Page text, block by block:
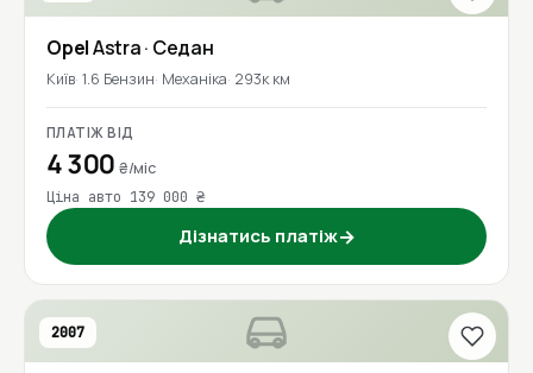
OpelAstra· Седан
Київ 1.6 Бензин Механіка 293к км
ПЛАТІЖ ВІД
4 300₴/міс
Ціна авто 139 000 ₴
Дізнатись платіж→
2007